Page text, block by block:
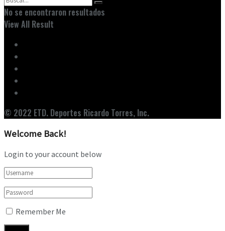
No se encontraron resultados
View All Result
© 2022 ETD. Deportes Ricardo Torres, Inc.
Welcome Back!
Login to your account below
Remember Me